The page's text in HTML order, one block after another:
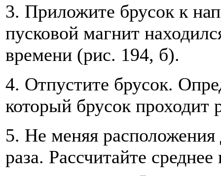
3. Приложите брусок к
пусковой магнит
времени (рис. 194, б).
4. Отпустите брусок.
который брусок проходит
5. Не меняя
раза. Рассчитайте